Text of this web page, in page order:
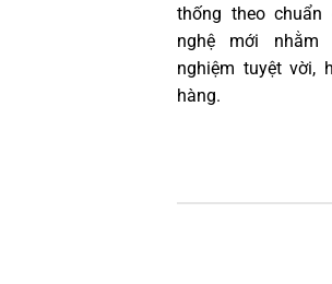
thống theo
nghệ mới nhằm
nghiệm tuyệt vời,
hàng.